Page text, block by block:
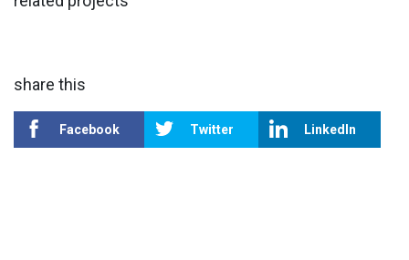
share this
Facebook Twitter LinkedIn